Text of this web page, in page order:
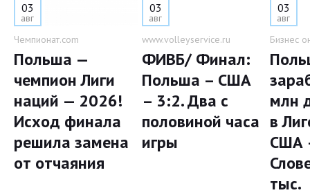
03
авг
Чемпионат.com
Польша —
чемпион Лиги
наций — 2026!
Исход финала
решила замена
от отчаяния
03
авг
www.volleyservice.ru
ФИВБ/ Финал:
Польша – США
– 3:2. Два с
половиной часа
игры
03
авг
Бизнес
млн
в
США
тыс.